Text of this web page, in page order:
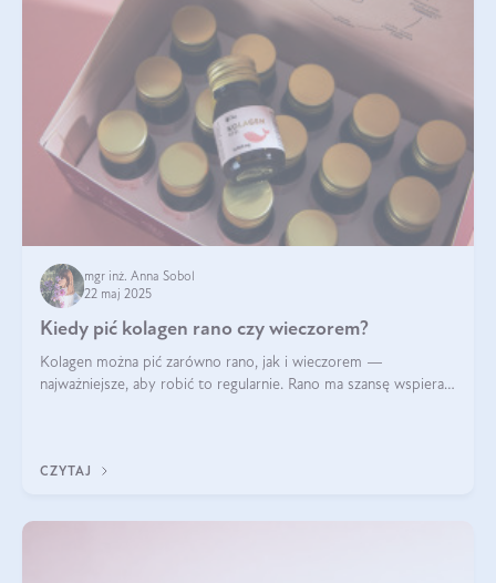
mgr inż. Anna Sobol
22 maj 2025
Kiedy pić kolagen rano czy wieczorem?
Kolagen można pić zarówno rano, jak i wieczorem —
najważniejsze, aby robić to regularnie. Rano ma szansę wspierać
CZYTAJ